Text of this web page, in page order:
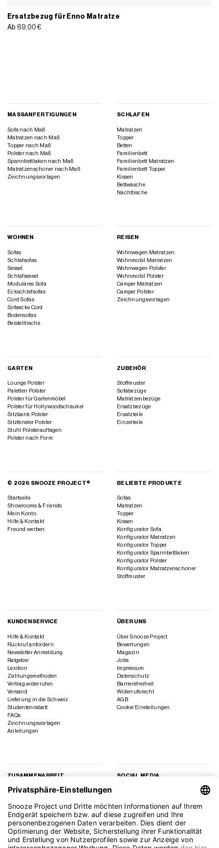
Ersatzbezug für Enno Matratze
Ab 69,00 €
MASSANFERTIGUNGEN
Sofa nach Maß
Matratzen nach Maß
Topper nach Maß
Polster nach Maß
Spannbettlaken nach Maß
Matratzenschoner nach Maß
Zeichnungsvorlagen
SCHLAFEN
Matratzen
Topper
Betten
Familienbett
Familienbett Matratzen
Familienbett Topper
Kissen
Bettwäsche
Nachttische
WOHNEN
Sofas
Schlafsofas
Sessel
Schlafsessel
Modulares Sofa
Eckschlafsofas
Cord Sofas
Sofaecke Cord
Bodensofas
Beistelltische
REISEN
Wohnwagen Matratzen
Wohnmobil Matratzen
Wohnwagen Polster
Wohnmobil Polster
Camper Matratzen
Camper Polster
Zeichnungsvorlagen
GARTEN
Lounge Polster
Paletten Polster
Polster für Gartenmöbel
Polster für Hollywoodschaukel
Sitzbank Polster
Sitzfenster Polster
Stuhl Polsterauflagen
Polster nach Form
ZUBEHÖR
Stoffmuster
Sofabezüge
Matratzenbezüge
Ersatzbezüge
Ersatzteile
Einzelteile
© 2026 SNOOZE PROJECT®
Startseite
Showrooms & Friends
Mein Konto
Hilfe & Kontakt
Freund werben
BELIEBTE PRODUKTE
Sofas
Matratzen
Topper
Kissen
Konfigurator Sofa
Konfigurator Matratzen
Konfigurator Topper
Konfigurator Spannbettlaken
Konfigurator Polster
Konfigurator Matratzenschoner
Stoffmuster
KUNDENSERVICE
Hilfe & Kontakt
Rückruf anfordern
Newsletter Anmeldung
Ratgeber
Lexikon
Zahlungsmethoden
Vertrag widerrufen
Versand
Lieferung in die Schweiz
Studentenrabatt
FAQs
Zeichnungsvorlagen
Anleitungen
ÜBER UNS
Über Snooze Project
Bewertungen
Magazin
Jobs
Impressum
Datenschutz
Barrierefreiheit
Widerrufsrecht
AGB
Cookie Einstellungen
ZUSAMMENARBEIT
Geschäftskunden
Presse
Affiliate Marketing
SOCIAL MEDIA
TikTok
YouTube
Pinterest
LinkedIn